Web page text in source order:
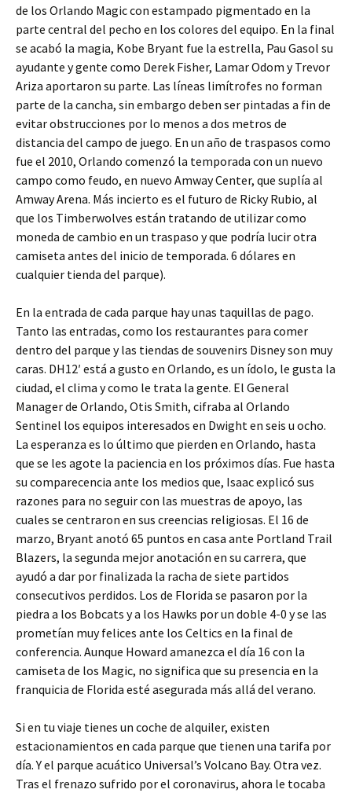
de los Orlando Magic con estampado pigmentado en la
parte central del pecho en los colores del equipo. En la final
se acabó la magia, Kobe Bryant fue la estrella, Pau Gasol su
ayudante y gente como Derek Fisher, Lamar Odom y Trevor
Ariza aportaron su parte. Las líneas limítrofes no forman
parte de la cancha, sin embargo deben ser pintadas a fin de
evitar obstrucciones por lo menos a dos metros de
distancia del campo de juego. En un año de traspasos como
fue el 2010, Orlando comenzó la temporada con un nuevo
campo como feudo, en nuevo Amway Center, que suplía al
Amway Arena. Más incierto es el futuro de Ricky Rubio, al
que los Timberwolves están tratando de utilizar como
moneda de cambio en un traspaso y que podría lucir otra
camiseta antes del inicio de temporada. 6 dólares en
cualquier tienda del parque).
En la entrada de cada parque hay unas taquillas de pago.
Tanto las entradas, como los restaurantes para comer
dentro del parque y las tiendas de souvenirs Disney son muy
caras. DH12′ está a gusto en Orlando, es un ídolo, le gusta la
ciudad, el clima y como le trata la gente. El General
Manager de Orlando, Otis Smith, cifraba al Orlando
Sentinel los equipos interesados en Dwight en seis u ocho.
La esperanza es lo último que pierden en Orlando, hasta
que se les agote la paciencia en los próximos días. Fue hasta
su comparecencia ante los medios que, Isaac explicó sus
razones para no seguir con las muestras de apoyo, las
cuales se centraron en sus creencias religiosas. El 16 de
marzo, Bryant anotó 65 puntos en casa ante Portland Trail
Blazers, la segunda mejor anotación en su carrera, que
ayudó a dar por finalizada la racha de siete partidos
consecutivos perdidos. Los de Florida se pasaron por la
piedra a los Bobcats y a los Hawks por un doble 4-0 y se las
prometían muy felices ante los Celtics en la final de
conferencia. Aunque Howard amanezca el día 16 con la
camiseta de los Magic, no significa que su presencia en la
franquicia de Florida esté asegurada más allá del verano.
Si en tu viaje tienes un coche de alquiler, existen
estacionamientos en cada parque que tienen una tarifa por
día. Y el parque acuático Universal’s Volcano Bay. Otra vez.
Tras el frenazo sufrido por el coronavirus, ahora le tocaba